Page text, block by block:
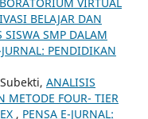
BELAJAR DAN
SISWA SMP DALAM
PENDIDIKAN
ANALISIS
METODE FOUR- TIER
, PENSA E-JURNAL: